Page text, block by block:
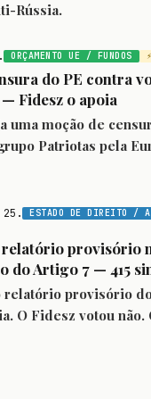
Rússia.
ORÇAMENTO UE / FUNDOS
do PE contra
Fidesz o apoia
uma moção de
Patriotas pela
25.
ESTADO DE DIREITO /
relatório provisório
do Artigo 7 — 415
relatório provisório
O Fidesz votou não.